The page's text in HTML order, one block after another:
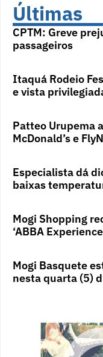
Últimas
CPTM: Greve
passageiros
Itaquá Rodeio
e vista
Patteo Urupema
McDonald’s e
Especialista dá
baixas
Mogi Shopping
‘ABBA
Mogi Basquete
nesta quarta (5)